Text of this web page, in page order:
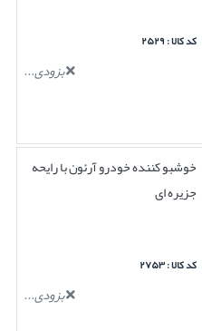
کد کالا : ۲۵۲۹
بزودی...
خوشبو کننده خودرو آرئون با رایحه
جزیره ای
کد کالا : ۲۷۵۳
بزودی...